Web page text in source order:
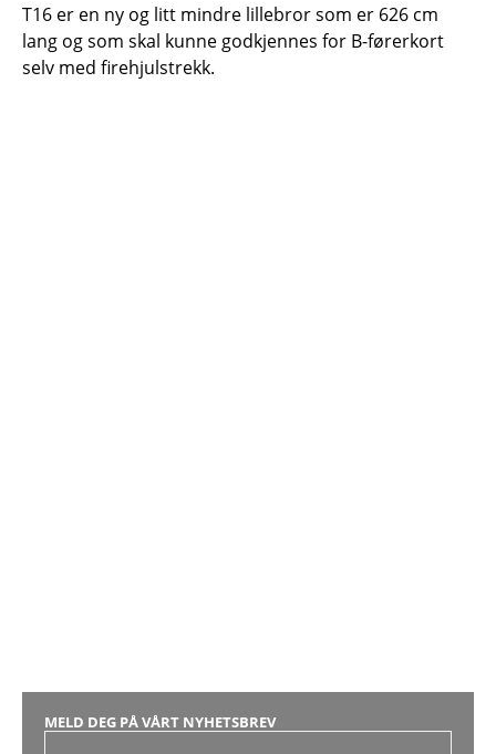
T16 er en ny og litt mindre lillebror som er 626 cm
lang og som skal kunne godkjennes for B-førerkort
selv med firehjulstrekk.
MELD DEG PÅ VÅRT NYHETSBREV